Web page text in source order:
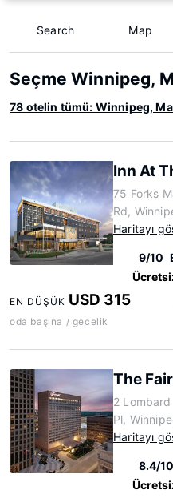
Search Map
Seçme Winnipeg,
78 otelin tümü: Winnipeg,
Inn At
75 Forks
Rd,
Haritayı
9/10
EN DÜŞÜK USD 315
oda başına / gecelik
The
2 Lombard
Pl,
Haritayı
8.4/10